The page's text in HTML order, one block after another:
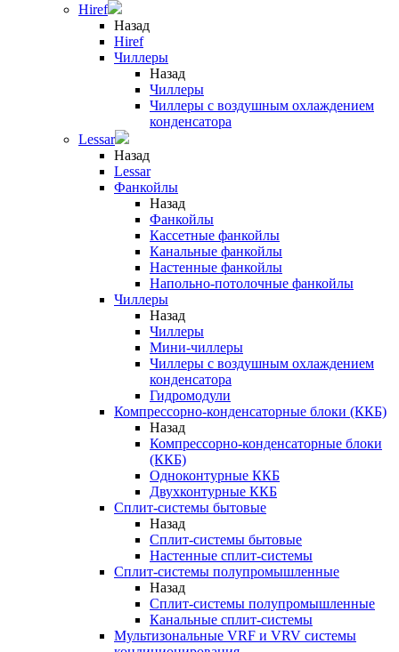
Hiref
Назад
Hiref
Чиллеры
Назад
Чиллеры
Чиллеры с воздушным охлаждением
конденсатора
Lessar
Назад
Lessar
Фанкойлы
Назад
Фанкойлы
Кассетные фанкойлы
Канальные фанкойлы
Настенные фанкойлы
Напольно-потолочные фанкойлы
Чиллеры
Назад
Чиллеры
Мини-чиллеры
Чиллеры с воздушным охлаждением
конденсатора
Гидромодули
Компрессорно-конденсаторные блоки (ККБ)
Назад
Компрессорно-конденсаторные блоки
(ККБ)
Одноконтурные ККБ
Двухконтурные ККБ
Сплит-системы бытовые
Назад
Сплит-системы бытовые
Настенные сплит-системы
Сплит-системы полупромышленные
Назад
Сплит-системы полупромышленные
Канальные сплит-системы
Мультизональные VRF и VRV системы